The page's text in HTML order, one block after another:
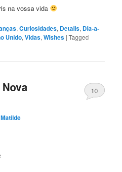
na vossa vida
,Curiosidades, Details, Dia-a-
Unido,Vidas,Wishes |Tagged
Matilde
10